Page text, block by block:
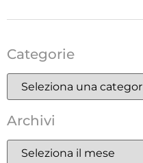
Categorie
Archivi